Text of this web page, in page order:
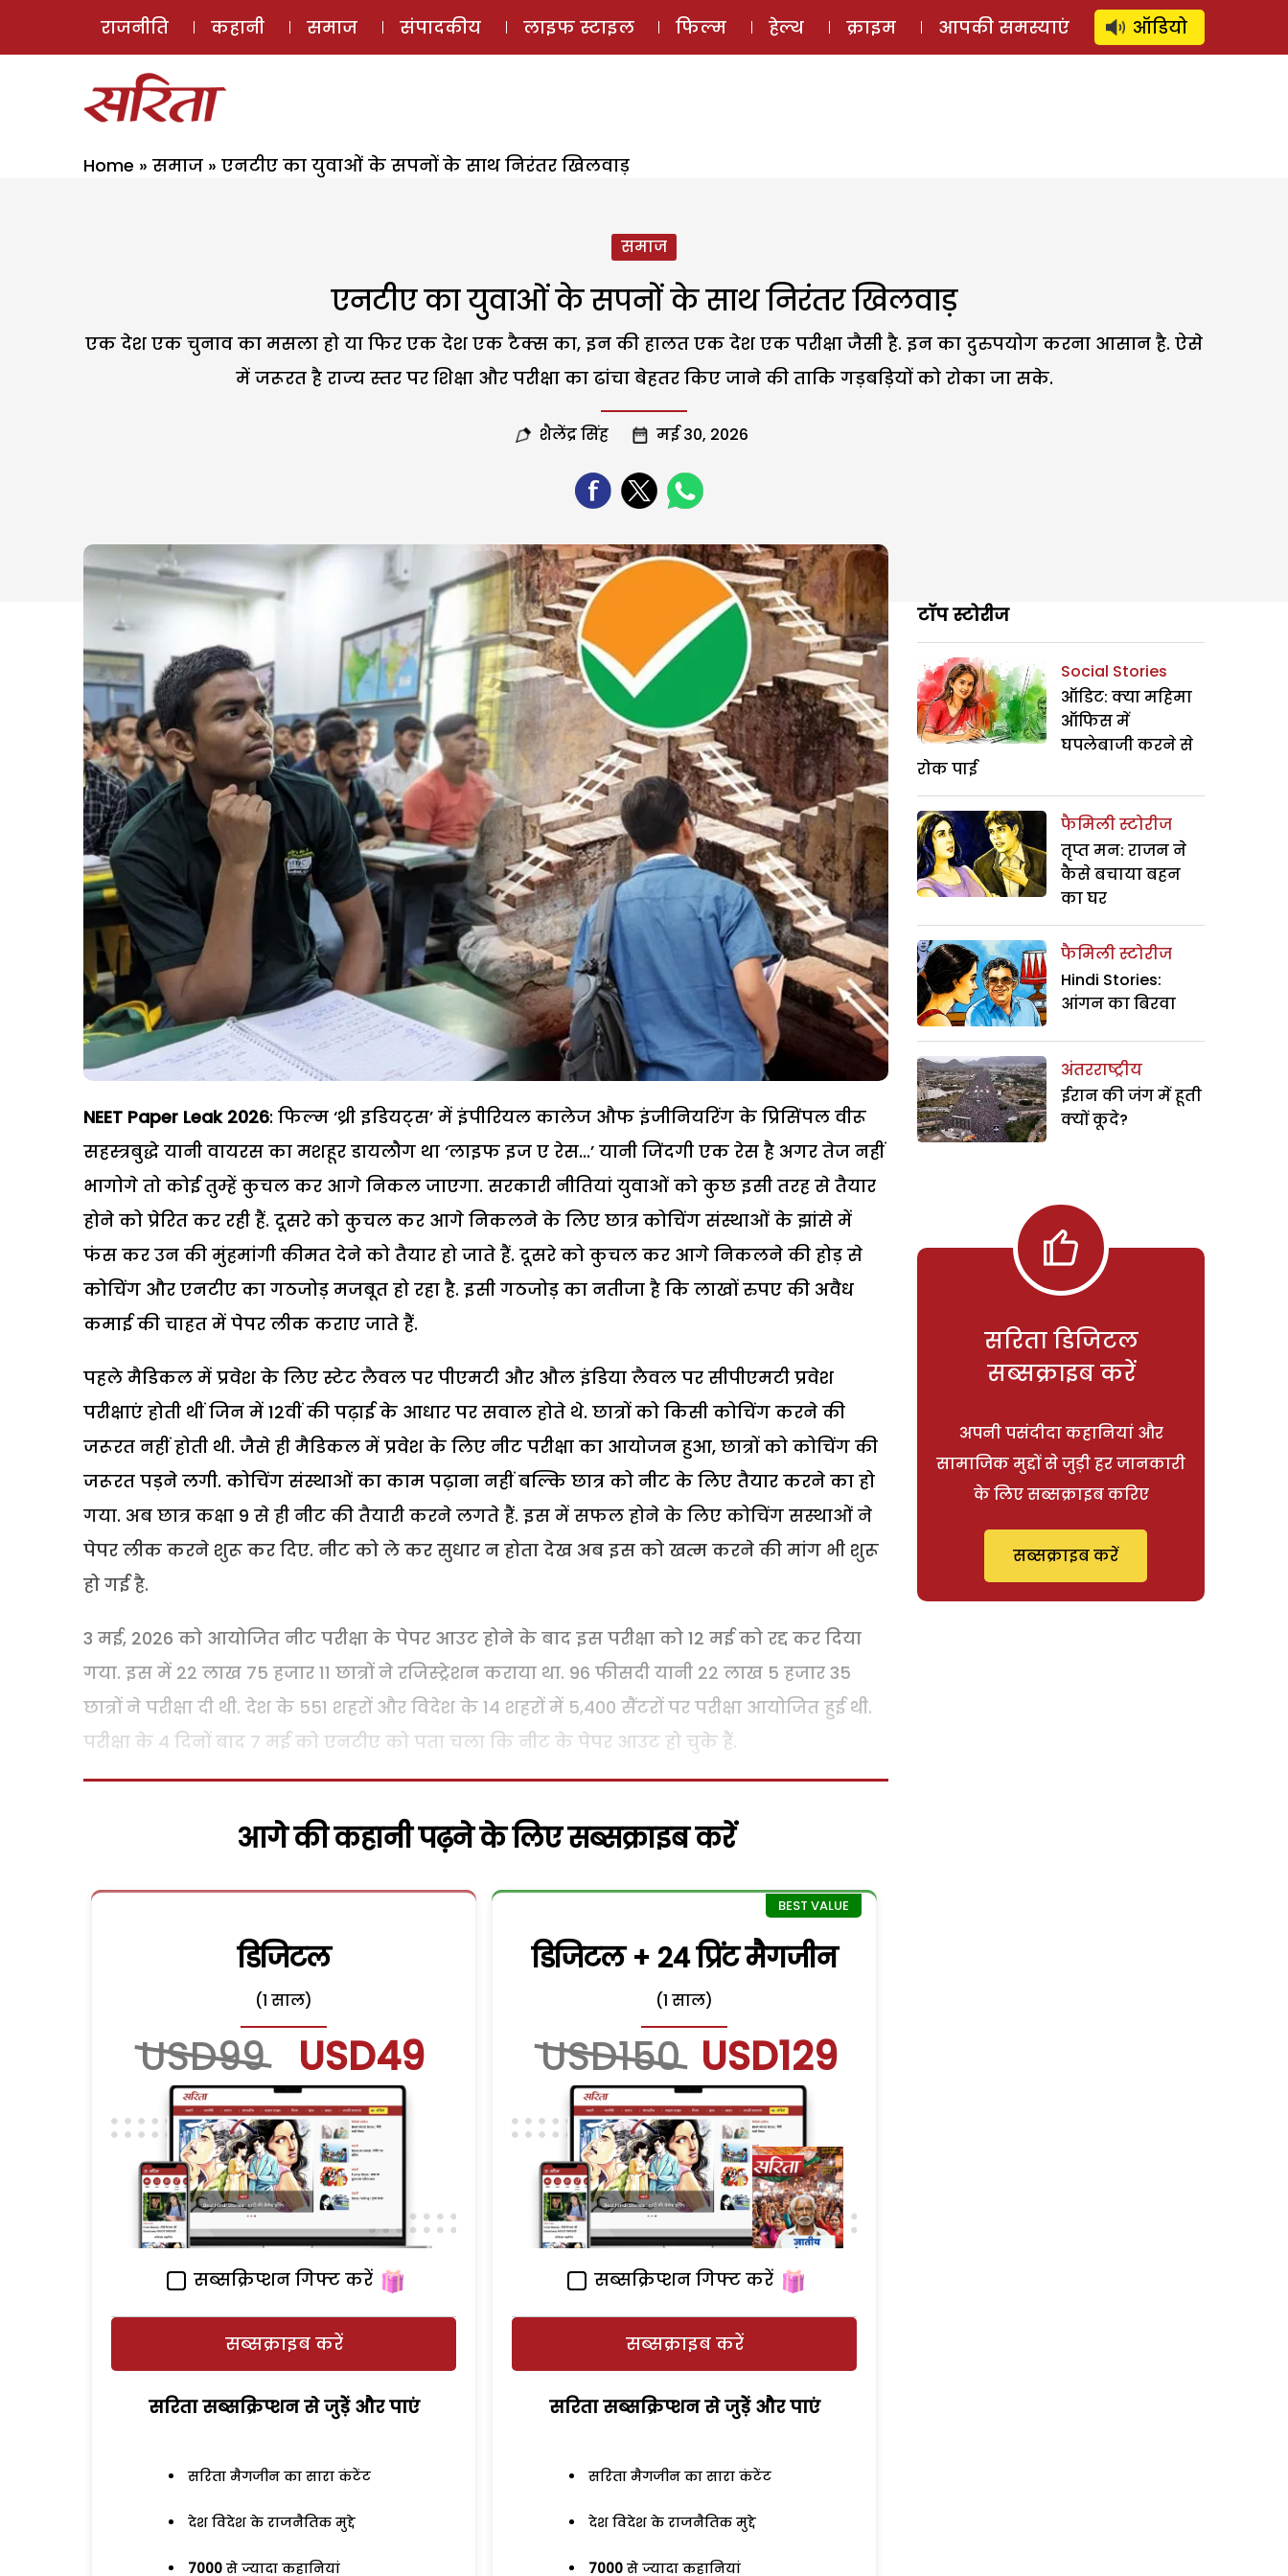
ई-मैगज़ीन ऑडियो स्टोरी लॉग इन ⚲ SUBSCRIBE
राजनीति कहानी समाज संपादकीय लाइफ स्टाइल फिल्म हेल्थ क्राइम आपकी समस्याएं ऑडियो
Home » समाज » एनटीए का युवाओं के सपनों के साथ निरंतर खिलवाड़
समाज
एनटीए का युवाओं के सपनों के साथ निरंतर खिलवाड़
एक देश एक चुनाव का मसला हो या फिर एक देश एक टैक्स का, इन की हालत एक देश एक परीक्षा जैसी है. इन का दुरुपयोग करना आसान है. ऐसे
में जरूरत है राज्य स्तर पर शिक्षा और परीक्षा का ढांचा बेहतर किए जाने की ताकि गड़बड़ियों को रोका जा सके.
शैलेंद्र सिंह मई 30, 2026
NEET Paper Leak 2026: फिल्म ‘थ्री इडियट्स’ में इंपीरियल कालेज औफ इंजीनियरिंग के प्रिसिंपल वीरू
सहस्त्रबुद्धे यानी वायरस का मशहूर डायलौग था ‘लाइफ इज ए रेस...’ यानी जिंदगी एक रेस है अगर तेज नहीं
भागोगे तो कोई तुम्हें कुचल कर आगे निकल जाएगा. सरकारी नीतियां युवाओं को कुछ इसी तरह से तैयार
होने को प्रेरित कर रही हैं. दूसरे को कुचल कर आगे निकलने के लिए छात्र कोचिंग संस्थाओं के झांसे में
फंस कर उन की मुंहमांगी कीमत देने को तैयार हो जाते हैं. दूसरे को कुचल कर आगे निकलने की होड़ से
कोचिंग और एनटीए का गठजोड़ मजबूत हो रहा है. इसी गठजोड़ का नतीजा है कि लाखों रुपए की अवैध
कमाई की चाहत में पेपर लीक कराए जाते हैं.
पहले मैडिकल में प्रवेश के लिए स्टेट लैवल पर पीएमटी और औल इंडिया लैवल पर सीपीएमटी प्रवेश
परीक्षाएं होती थीं जिन में 12वीं की पढ़ाई के आधार पर सवाल होते थे. छात्रों को किसी कोचिंग करने की
जरूरत नहीं होती थी. जैसे ही मैडिकल में प्रवेश के लिए नीट परीक्षा का आयोजन हुआ, छात्रों को कोचिंग की
जरूरत पड़ने लगी. कोचिंग संस्थाओं का काम पढ़ाना नहीं बल्कि छात्र को नीट के लिए तैयार करने का हो
गया. अब छात्र कक्षा 9 से ही नीट की तैयारी करने लगते हैं. इस में सफल होने के लिए कोचिंग सस्थाओं ने
पेपर लीक करने शुरू कर दिए. नीट को ले कर सुधार न होता देख अब इस को खत्म करने की मांग भी शुरू
हो गई है.
3 मई, 2026 को आयोजित नीट परीक्षा के पेपर आउट होने के बाद इस परीक्षा को 12 मई को रद्द कर दिया
गया. इस में 22 लाख 75 हजार 11 छात्रों ने रजिस्ट्रेशन कराया था. 96 फीसदी यानी 22 लाख 5 हजार 35
छात्रों ने परीक्षा दी थी. देश के 551 शहरों और विदेश के 14 शहरों में 5,400 सैंटरों पर परीक्षा आयोजित हुई थी.
परीक्षा के 4 दिनों बाद 7 मई को एनटीए को पता चला कि नीट के पेपर आउट हो चुके हैं.
आगे की कहानी पढ़ने के लिए सब्सक्राइब करें
डिजिटल
(1 साल)
USD99 USD49
सब्सक्रिप्शन गिफ्ट करें
सब्सक्राइब करें
सरिता सब्सक्रिप्शन से जुड़ेें और पाएं
सरिता मैगजीन का सारा कंटेंट
देश विदेश के राजनैतिक मुद्दे
7000 से ज्यादा कहानियां
डिजिटल + 24 प्रिंट मैगजीन
(1 साल)
USD150 USD129
सब्सक्रिप्शन गिफ्ट करें
सब्सक्राइब करें
सरिता सब्सक्रिप्शन से जुड़ेें और पाएं
सरिता मैगजीन का सारा कंटेंट
देश विदेश के राजनैतिक मुद्दे
7000 से ज्यादा कहानियां
टॉप स्टोरीज
Social Stories
ऑडिट: क्या महिमा
ऑफिस में
घपलेबाजी करने से
रोक पाई
फैमिली स्टोरीज
तृप्त मन: राजन ने
कैसे बचाया बहन
का घर
फैमिली स्टोरीज
Hindi Stories:
आंगन का बिरवा
अंतरराष्ट्रीय
ईरान की जंग में हूती
क्यों कूदे?
सरिता डिजिटल
सब्सक्राइब करें
अपनी पसंदीदा कहानियां और
सामाजिक मुद्दों से जुड़ी हर जानकारी
के लिए सब्सक्राइब करिए
सब्सक्राइब करें